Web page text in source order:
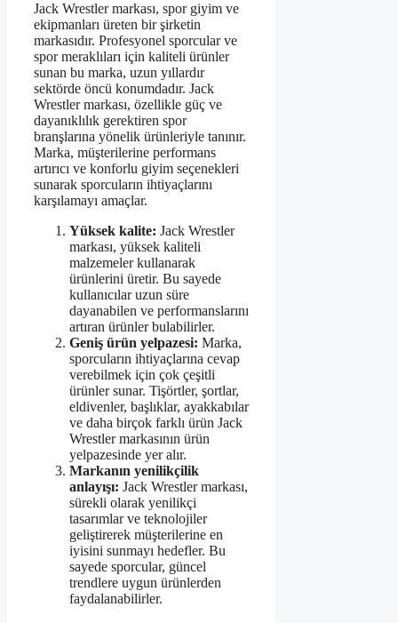
Jack Wrestler markası, spor giyim ve
ekipmanları üreten bir şirketin
markasıdır. Profesyonel sporcular ve
spor meraklıları için kaliteli ürünler
sunan bu marka, uzun yıllardır
sektörde öncü konumdadır. Jack
Wrestler markası, özellikle güç ve
dayanıklılık gerektiren spor
branşlarına yönelik ürünleriyle tanınır.
Marka, müşterilerine performans
artırıcı ve konforlu giyim seçenekleri
sunarak sporcuların ihtiyaçlarını
karşılamayı amaçlar.
Yüksek kalite: Jack Wrestler
markası, yüksek kaliteli
malzemeler kullanarak
ürünlerini üretir. Bu sayede
kullanıcılar uzun süre
dayanabilen ve performanslarını
artıran ürünler bulabilirler.
Geniş ürün yelpazesi: Marka,
sporcuların ihtiyaçlarına cevap
verebilmek için çok çeşitli
ürünler sunar. Tişörtler, şortlar,
eldivenler, başlıklar, ayakkabılar
ve daha birçok farklı ürün Jack
Wrestler markasının ürün
yelpazesinde yer alır.
Markanın yenilikçilik
anlayışı: Jack Wrestler markası,
sürekli olarak yenilikçi
tasarımlar ve teknolojiler
geliştirerek müşterilerine en
iyisini sunmayı hedefler. Bu
sayede sporcular, güncel
trendlere uygun ürünlerden
faydalanabilirler.